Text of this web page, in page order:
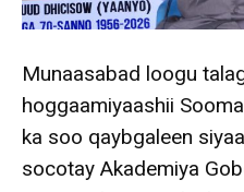
Munaasabad loogu
hoggaamiyaashii
ka soo qaybgaleen
socotay Akademiya